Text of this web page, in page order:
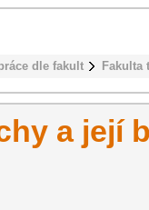
dle fakult Fakulta
a její